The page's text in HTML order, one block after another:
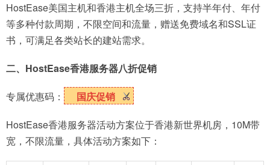
HostEase美国主机和香港主机全场三折，支持半年付、年付
等多种付款周期，不限空间和流量，赠送免费域名和SSL证
书，可满足各类站长的建站需求。
二、HostEase香港服务器八折促销
专属优惠码： 国庆促销
HostEase香港服务器活动方案位于香港新世界机房，10M带
宽，不限流量，具体活动方案如下：